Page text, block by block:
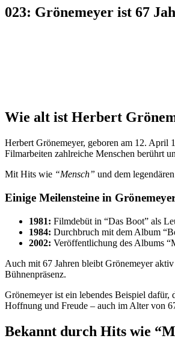
023: Grönemeyer ist 67
Wie alt ist Herbert
Herbert Grönemeyer, geboren am 12. April
Filmarbeiten zahlreiche Menschen berührt
Mit Hits wie “Mensch” und dem
Einige Meilensteine in
1981: Filmdebüt in “Das Boot” als
1984: Durchbruch mit dem Album
2002: Veröffentlichung des Albums
Auch mit 67 Jahren bleibt Grönemeyer
Bühnenpräsenz.
Grönemeyer ist ein lebendes Beispiel
Hoffnung und Freude – auch im Alter von
Bekannt durch Hits wie